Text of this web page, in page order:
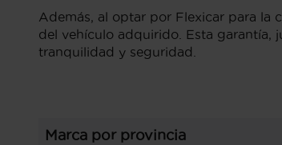
Además, al optar por Flexicar para la
del vehículo adquirido. Esta garantía,
tranquilidad y seguridad.
Marca por provincia